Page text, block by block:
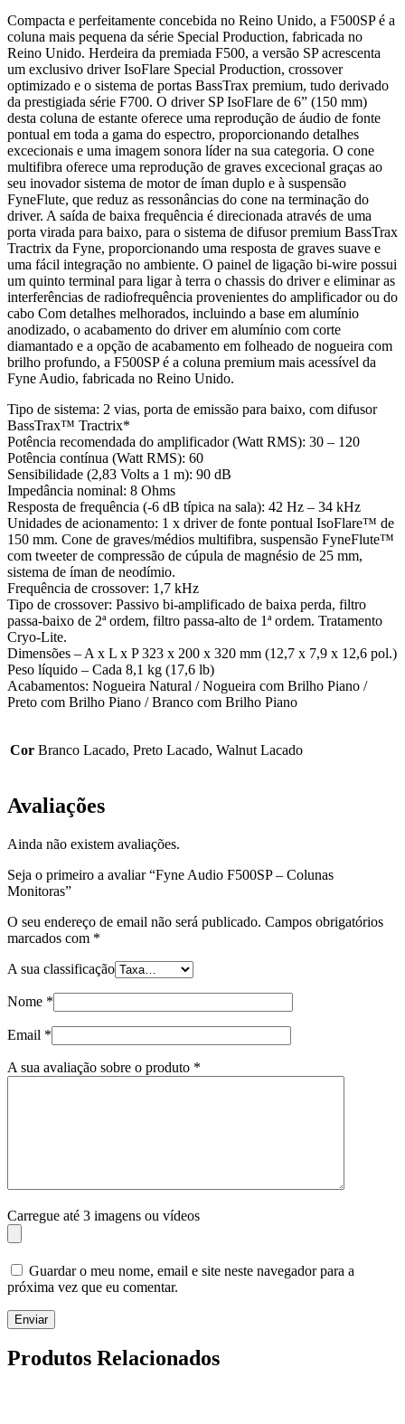
Compacta e perfeitamente concebida no Reino Unido, a F500SP é a
coluna mais pequena da série Special Production, fabricada no
Reino Unido. Herdeira da premiada F500, a versão SP acrescenta
um exclusivo driver IsoFlare Special Production, crossover
optimizado e o sistema de portas BassTrax premium, tudo derivado
da prestigiada série F700. O driver SP IsoFlare de 6” (150 mm)
desta coluna de estante oferece uma reprodução de áudio de fonte
pontual em toda a gama do espectro, proporcionando detalhes
excecionais e uma imagem sonora líder na sua categoria. O cone
multifibra oferece uma reprodução de graves excecional graças ao
seu inovador sistema de motor de íman duplo e à suspensão
FyneFlute, que reduz as ressonâncias do cone na terminação do
driver. A saída de baixa frequência é direcionada através de uma
porta virada para baixo, para o sistema de difusor premium BassTrax
Tractrix da Fyne, proporcionando uma resposta de graves suave e
uma fácil integração no ambiente. O painel de ligação bi-wire possui
um quinto terminal para ligar à terra o chassis do driver e eliminar as
interferências de radiofrequência provenientes do amplificador ou do
cabo Com detalhes melhorados, incluindo a base em alumínio
anodizado, o acabamento do driver em alumínio com corte
diamantado e a opção de acabamento em folheado de nogueira com
brilho profundo, a F500SP é a coluna premium mais acessível da
Fyne Audio, fabricada no Reino Unido.
Tipo de sistema: 2 vias, porta de emissão para baixo, com difusor
BassTrax™ Tractrix*
Potência recomendada do amplificador (Watt RMS): 30 – 120
Potência contínua (Watt RMS): 60
Sensibilidade (2,83 Volts a 1 m): 90 dB
Impedância nominal: 8 Ohms
Resposta de frequência (-6 dB típica na sala): 42 Hz – 34 kHz
Unidades de acionamento: 1 x driver de fonte pontual IsoFlare™ de
150 mm. Cone de graves/médios multifibra, suspensão FyneFlute™
com tweeter de compressão de cúpula de magnésio de 25 mm,
sistema de íman de neodímio.
Frequência de crossover: 1,7 kHz
Tipo de crossover: Passivo bi-amplificado de baixa perda, filtro
passa-baixo de 2ª ordem, filtro passa-alto de 1ª ordem. Tratamento
Cryo-Lite.
Dimensões – A x L x P 323 x 200 x 320 mm (12,7 x 7,9 x 12,6 pol.)
Peso líquido – Cada 8,1 kg (17,6 lb)
Acabamentos: Nogueira Natural / Nogueira com Brilho Piano /
Preto com Brilho Piano / Branco com Brilho Piano
Cor Branco Lacado, Preto Lacado, Walnut Lacado
Avaliações
Ainda não existem avaliações.
Seja o primeiro a avaliar “Fyne Audio F500SP – Colunas
Monitoras”
O seu endereço de email não será publicado. Campos obrigatórios
marcados com *
A sua classificação
Nome *
Email *
A sua avaliação sobre o produto *
Carregue até 3 imagens ou vídeos
Guardar o meu nome, email e site neste navegador para a
próxima vez que eu comentar.
Enviar
Produtos Relacionados